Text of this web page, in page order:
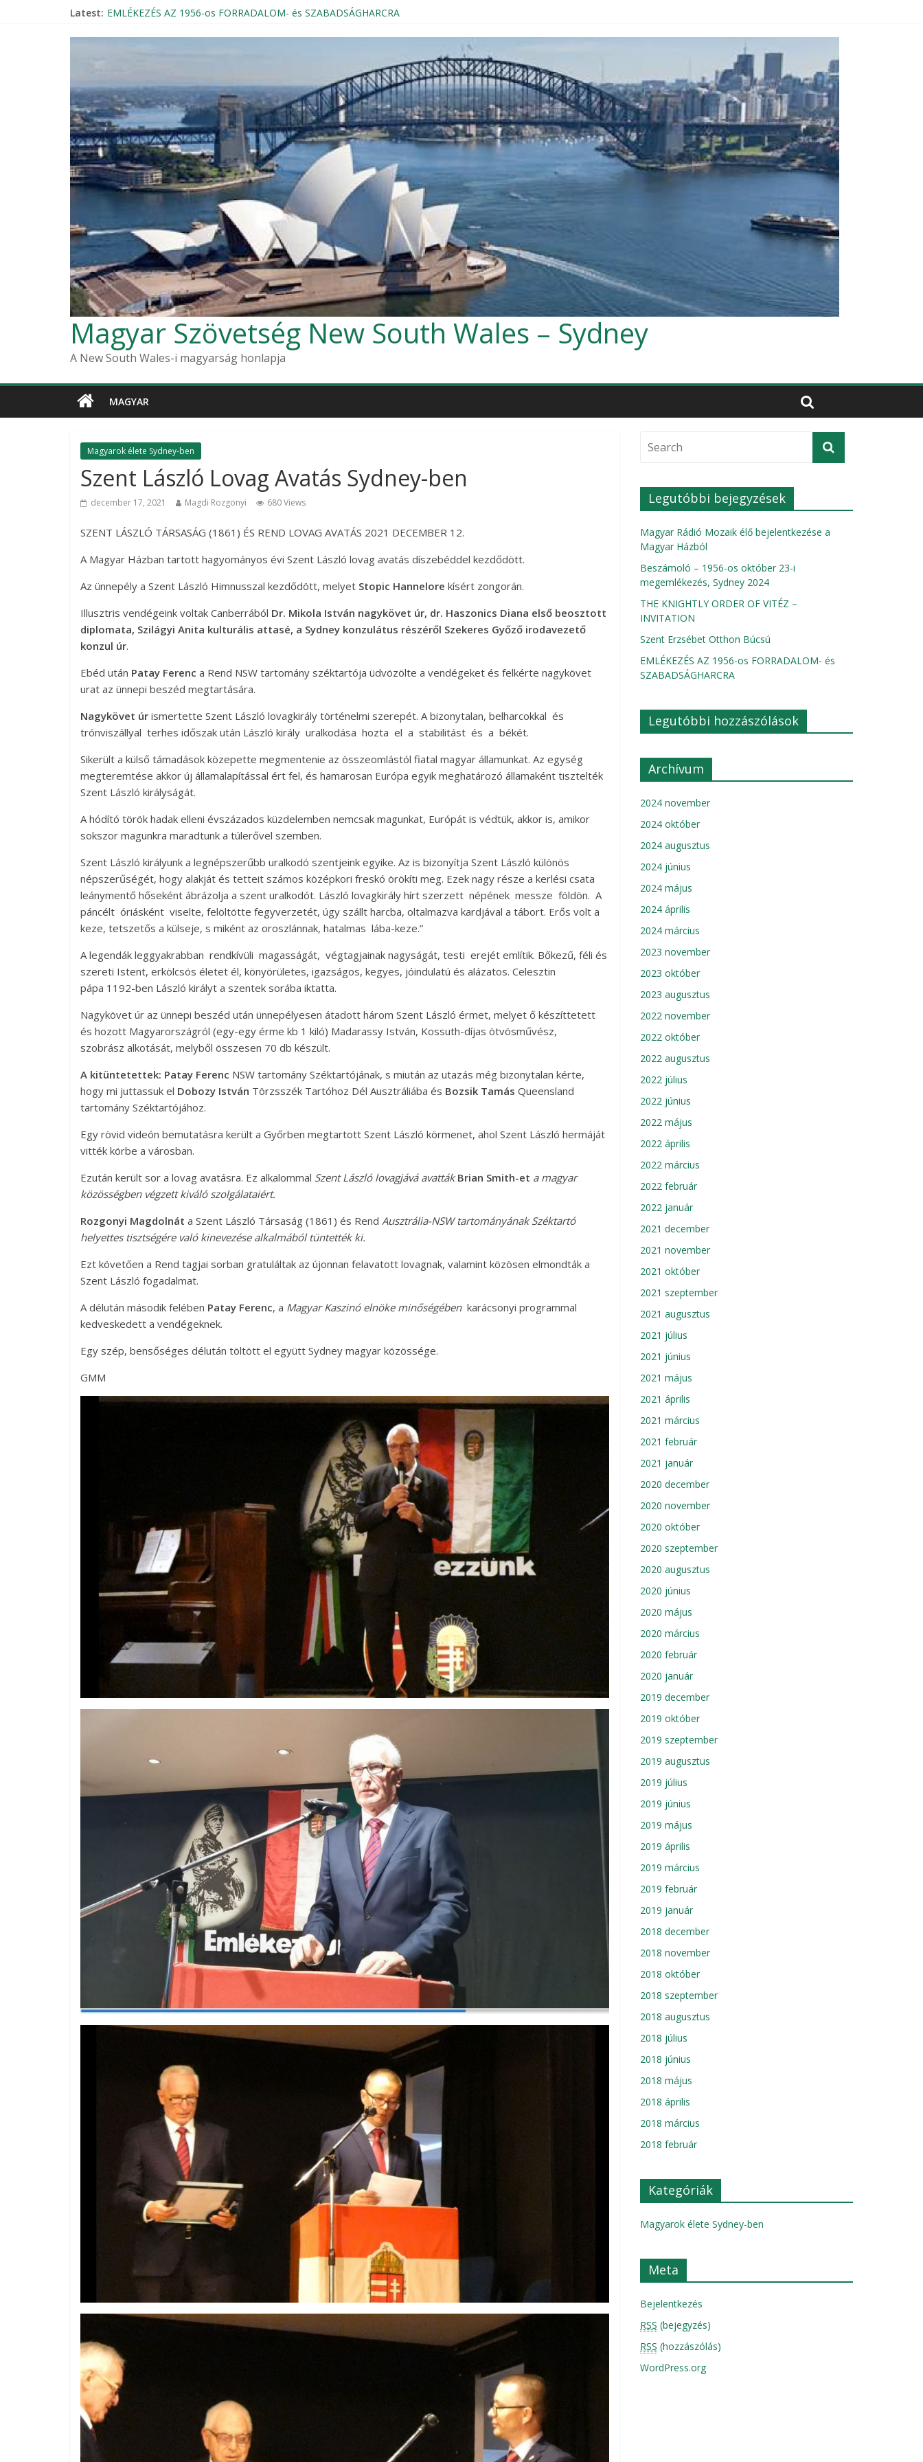
Latest: EMLÉKEZÉS AZ 1956-os FORRADALOM- és SZABADSÁGHARCRA
Magyar Szövetség New South Wales – Sydney
A New South Wales-i magyarság honlapja
MAGYAR
Magyarok élete Sydney-ben
Szent László Lovag Avatás Sydney-ben
december 17, 2021 Magdi Rozgonyi 680 Views
SZENT LÁSZLÓ TÁRSASÁG (1861) ÉS REND LOVAG AVATÁS 2021 DECEMBER 12.
A Magyar Házban tartott hagyományos évi Szent László lovag avatás díszebéddel kezdődött.
Az ünnepély a Szent László Himnusszal kezdődött, melyet Stopic Hannelore kísért zongorán.
Illusztris vendégeink voltak Canberrából Dr. Mikola István nagykövet úr, dr. Haszonics Diana első beosztott
diplomata, Szilágyi Anita kulturális attasé, a Sydney konzulátus részéről Szekeres Győző irodavezető
konzul úr.
Ebéd után Patay Ferenc a Rend NSW tartomány széktartója üdvözölte a vendégeket és felkérte nagykövet
urat az ünnepi beszéd megtartására.
Nagykövet úr ismertette Szent László lovagkirály történelmi szerepét. A bizonytalan, belharcokkal és
trónviszállyal terhes időszak után László király uralkodása hozta el a stabilitást és a békét.
Sikerült a külső támadások közepette megmentenie az összeomlástól fiatal magyar államunkat. Az egység
megteremtése akkor új államalapítással ért fel, és hamarosan Európa egyik meghatározó államaként tisztelték
Szent László királyságát.
A hódító török hadak elleni évszázados küzdelemben nemcsak magunkat, Európát is védtük, akkor is, amikor
sokszor magunkra maradtunk a túlerővel szemben.
Szent László királyunk a legnépszerűbb uralkodó szentjeink egyike. Az is bizonyítja Szent László különös
népszerűségét, hogy alakját és tetteit számos középkori freskó örökíti meg. Ezek nagy része a kerlési csata
leánymentő hőseként ábrázolja a szent uralkodót. László lovagkirály hírt szerzett népének messze földön. A
páncélt óriásként viselte, felöltötte fegyverzetét, úgy szállt harcba, oltalmazva kardjával a tábort. Erős volt a
keze, tetszetős a külseje, s miként az oroszlánnak, hatalmas lába-keze.”
A legendák leggyakrabban rendkívüli magasságát, végtagjainak nagyságát, testi erejét említik. Bőkezű, féli és
szereti Istent, erkölcsös életet él, könyörületes, igazságos, kegyes, jóindulatú és alázatos. Celesztin
pápa 1192-ben László királyt a szentek sorába iktatta.
Nagykövet úr az ünnepi beszéd után ünnepélyesen átadott három Szent László érmet, melyet ő készíttetett
és hozott Magyarországról (egy-egy érme kb 1 kiló) Madarassy István, Kossuth-díjas ötvösművész,
szobrász alkotását, melyből összesen 70 db készült.
A kitüntetettek: Patay Ferenc NSW tartomány Széktartójának, s miután az utazás még bizonytalan kérte,
hogy mi juttassuk el Dobozy István Törzsszék Tartóhoz Dél Ausztráliába és Bozsik Tamás Queensland
tartomány Széktartójához.
Egy rövid videón bemutatásra került a Győrben megtartott Szent László körmenet, ahol Szent László hermáját
vitték körbe a városban.
Ezután került sor a lovag avatásra. Ez alkalommal Szent László lovagjává avatták Brian Smith-et a magyar
közösségben végzett kiváló szolgálataiért.
Rozgonyi Magdolnát a Szent László Társaság (1861) és Rend Ausztrália-NSW tartományának Széktartó
helyettes tisztségére való kinevezése alkalmából tüntették ki.
Ezt követően a Rend tagjai sorban gratuláltak az újonnan felavatott lovagnak, valamint közösen elmondták a
Szent László fogadalmat.
A délután második felében Patay Ferenc, a Magyar Kaszinó elnöke minőségébenkarácsonyi programmal
kedveskedett a vendégeknek.
Egy szép, bensőséges délután töltött el együtt Sydney magyar közössége.
GMM
Legutóbbi bejegyzések
Magyar Rádió Mozaik élő bejelentkezése a
Magyar Házból
Beszámoló – 1956-os október 23-i
megemlékezés, Sydney 2024
THE KNIGHTLY ORDER OF VITÉZ –
INVITATION
Szent Erzsébet Otthon Búcsú
EMLÉKEZÉS AZ 1956-os FORRADALOM- és
SZABADSÁGHARCRA
Legutóbbi hozzászólások
Archívum
2024 november
2024 október
2024 augusztus
2024 június
2024 május
2024 április
2024 március
2023 november
2023 október
2023 augusztus
2022 november
2022 október
2022 augusztus
2022 július
2022 június
2022 május
2022 április
2022 március
2022 február
2022 január
2021 december
2021 november
2021 október
2021 szeptember
2021 augusztus
2021 július
2021 június
2021 május
2021 április
2021 március
2021 február
2021 január
2020 december
2020 november
2020 október
2020 szeptember
2020 augusztus
2020 június
2020 május
2020 március
2020 február
2020 január
2019 december
2019 október
2019 szeptember
2019 augusztus
2019 július
2019 június
2019 május
2019 április
2019 március
2019 február
2019 január
2018 december
2018 november
2018 október
2018 szeptember
2018 augusztus
2018 július
2018 június
2018 május
2018 április
2018 március
2018 február
Kategóriák
Magyarok élete Sydney-ben
Meta
Bejelentkezés
RSS (bejegyzés)
RSS (hozzászólás)
WordPress.org